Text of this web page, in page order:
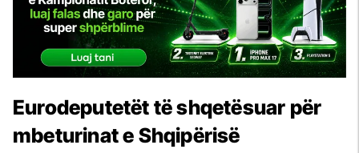
Eurodeputetët të shqetësuar për
mbeturinat e Shqipërisë